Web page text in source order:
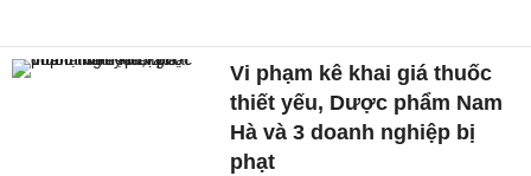
Vi phạm kê khai giá thuốc
thiết yếu, Dược phẩm Nam
Hà và 3 doanh nghiệp bị
phạt